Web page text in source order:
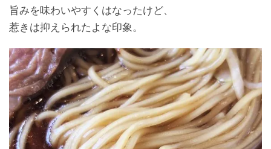
旨みを味わいやすくはなったけど、
惹きは抑えられたよな印象。